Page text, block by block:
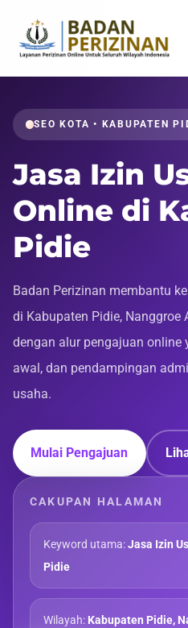
SEO KOTA • KABUPATEN
Jasa Izin
Online di
Pidie
Badan Perizinan membantu
di Kabupaten Pidie, Nanggroe
dengan alur pengajuan online
awal, dan pendampingan
usaha.
Mulai Pengajuan
CAKUPAN HALAMAN
Keyword utama:Jasa Izin
Pidie
Wilayah: Kabupaten Pidie,